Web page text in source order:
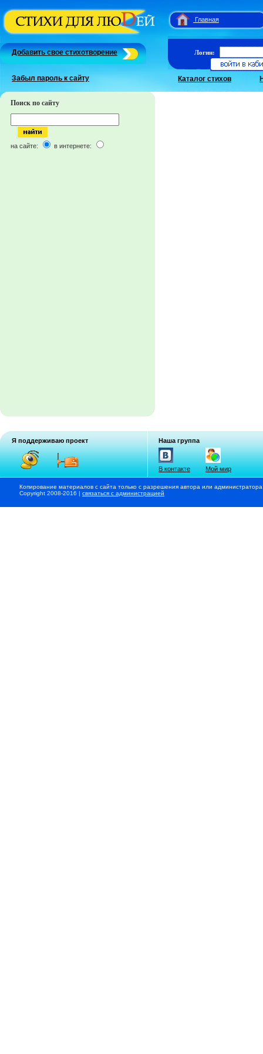
Главная
Добавить свое стихотворение
Забыл пароль к сайту
Логин:
Каталог стихов
Поиск по сайту
на сайте: в интернете:
Я поддерживаю проект Наша группа
В контакте Мой мир
Копирование материалов с сайта только с разрешения автора или
Copyright 2008-2016 | связаться с администрацией